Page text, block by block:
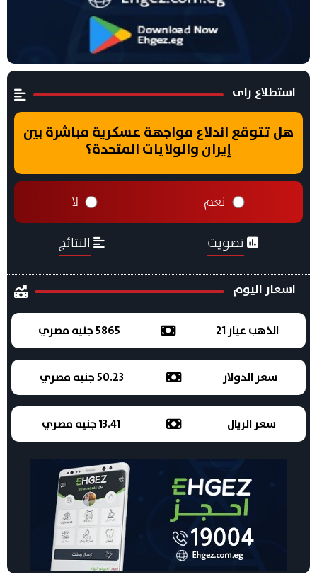
استطلاع راى
هل تتوقع اندلاع مواجهة عسكرية مباشرة بين
إيران والولايات المتحدة؟
نعم لا
تصويت النتائج
اسعار اليوم
الذهب عيار 21 5865 جنيه مصري
سعر الدولار 50.23 جنيه مصري
سعر الريال 13.41 جنيه مصري